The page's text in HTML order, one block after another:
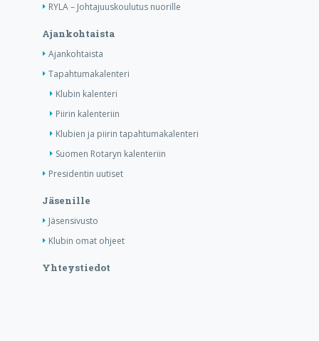
RYLA – Johtajuuskoulutus nuorille
Ajankohtaista
Ajankohtaista
Tapahtumakalenteri
Klubin kalenteri
Piirin kalenteriin
Klubien ja piirin tapahtumakalenteri
Suomen Rotaryn kalenteriin
Presidentin uutiset
Jäsenille
Jäsensivusto
Klubin omat ohjeet
Yhteystiedot